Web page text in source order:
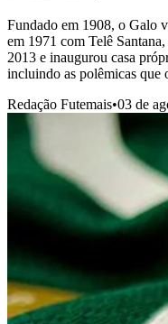
Fundado em 1908, o Galo
em 1971 com Telê
2013 e inaugurou casa
incluindo as polêmicas que
Redação Futemais•03 de